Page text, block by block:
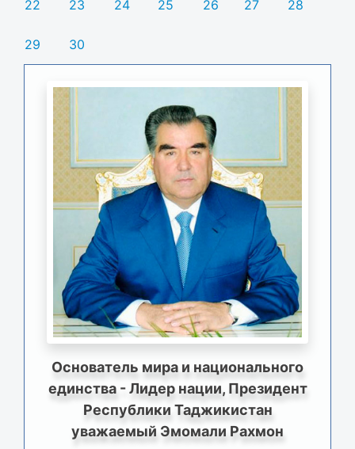
22 23 24 25 26 27 28
29 30
Основатель мира и национального
единства - Лидер нации, Президент
Республики Таджикистан
уважаемый Эмомали Рахмон